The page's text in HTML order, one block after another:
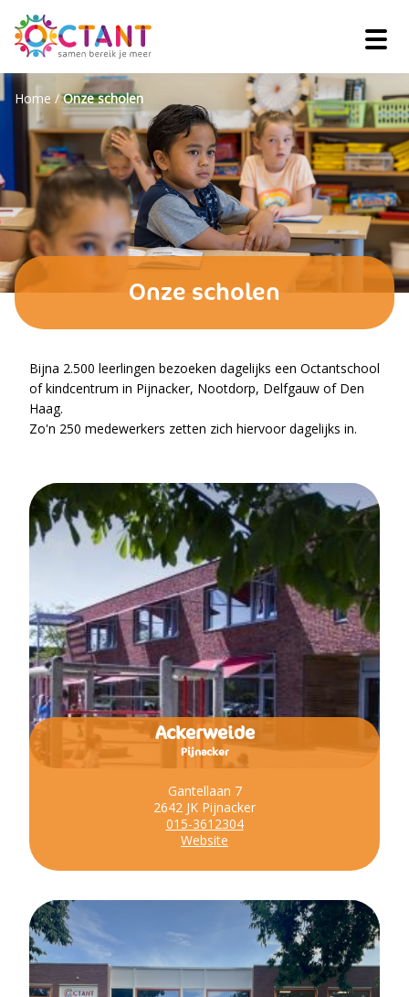
Home/Onze scholen
Onze scholen
Bijna 2.500 leerlingen bezoeken dagelijks een Octantschool
of kindcentrum in Pijnacker, Nootdorp, Delfgauw of Den
Haag.
Zo'n 250 medewerkers zetten zich hiervoor dagelijks in.
Ackerweide
Pijnacker
Gantellaan 7
2642 JK Pijnacker
015-3612304
Website